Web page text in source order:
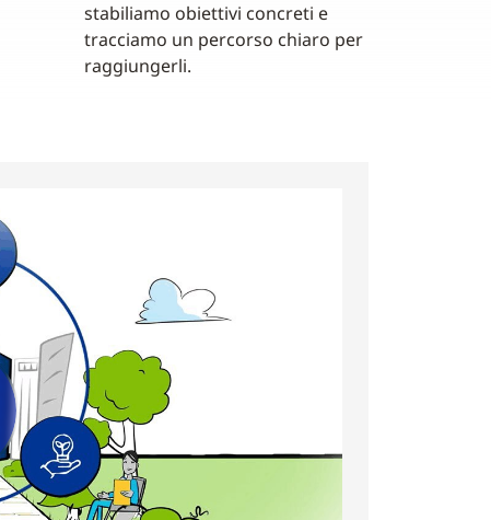
stabiliamo obiettivi concreti e
tracciamo un percorso chiaro per
raggiungerli.